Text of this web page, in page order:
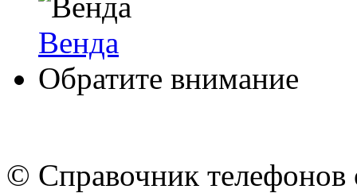
Венда
Обратите внимание
© Cправочник телефонов